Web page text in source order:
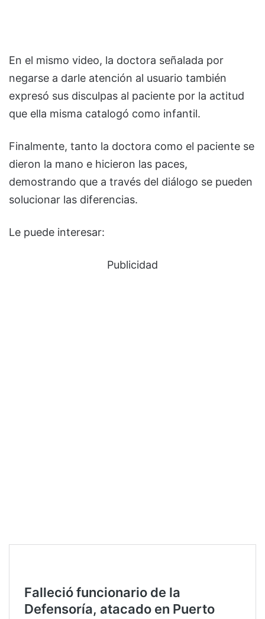
En el mismo video, la doctora señalada por
negarse a darle atención al usuario también
expresó sus disculpas al paciente por la actitud
que ella misma catalogó como infantil.
Finalmente, tanto la doctora como el paciente se
dieron la mano e hicieron las paces,
demostrando que a través del diálogo se pueden
solucionar las diferencias.
Le puede interesar:
Publicidad